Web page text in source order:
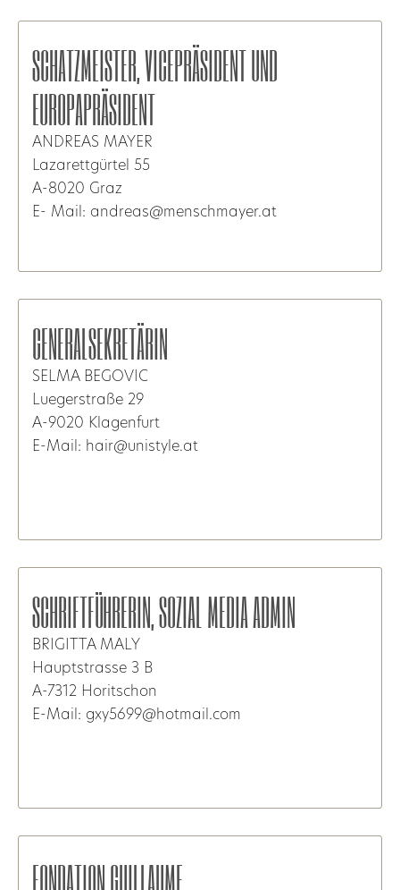
SCHATZMEISTER, VICEPRÄSIDENT UND
EUROPAPRÄSIDENT
ANDREAS MAYER
Lazarettgürtel 55
A-8020 Graz
E- Mail: andreas@menschmayer.at
GENERALSEKRETÄRIN
SELMA BEGOVIC
Luegerstraße 29
A-9020 Klagenfurt
E-Mail: hair@unistyle.at
SCHRIFTFÜHRERIN, SOZIAL MEDIA ADMIN
BRIGITTA MALY
Hauptstrasse 3 B
A-7312 Horitschon
E-Mail: gxy5699@hotmail.com
FONDATION GUILLAUME